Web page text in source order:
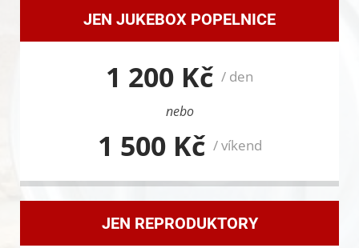
JEN JUKEBOX POPELNICE
1 200 Kč / den
nebo
1 500 Kč / víkend
JEN REPRODUKTORY